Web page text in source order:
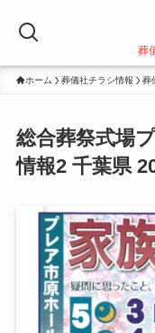
葬
ホーム 葬儀社チラシ情報 葬
総合葬祭式場
情報2 千葉県